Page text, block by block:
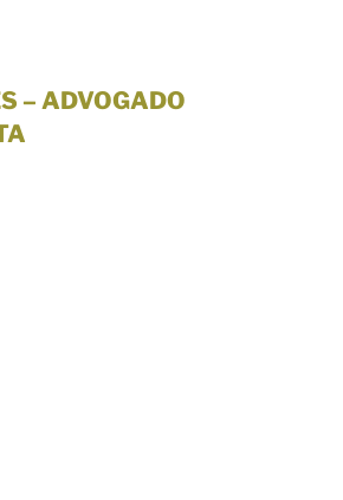
– ADVOGADO